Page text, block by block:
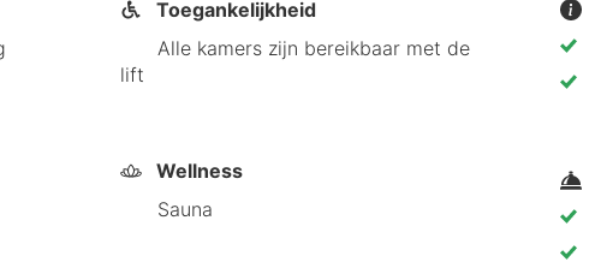
Toegankelijkheid
Alle kamers zijn bereikbaar met de
lift
Wellness
Sauna